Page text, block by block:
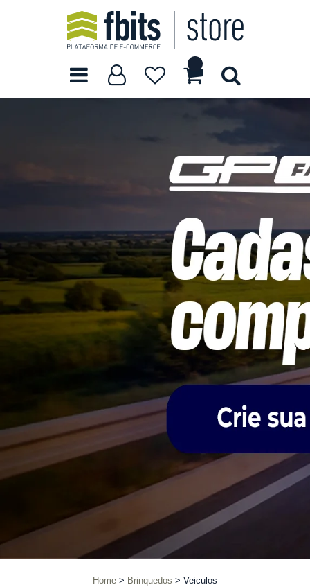
Home Brinquedos Veiculos